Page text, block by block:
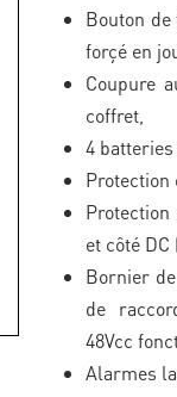
Bouton
forçé en
Coupure
coffret,
4 batteries
Protection
et côté
Bornier
de
48Vcc
Alarmes